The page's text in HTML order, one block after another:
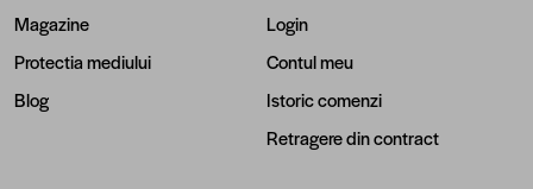
Magazine
Protectia mediului
Blog
Login
Contul meu
Istoric comenzi
Retragere din contract